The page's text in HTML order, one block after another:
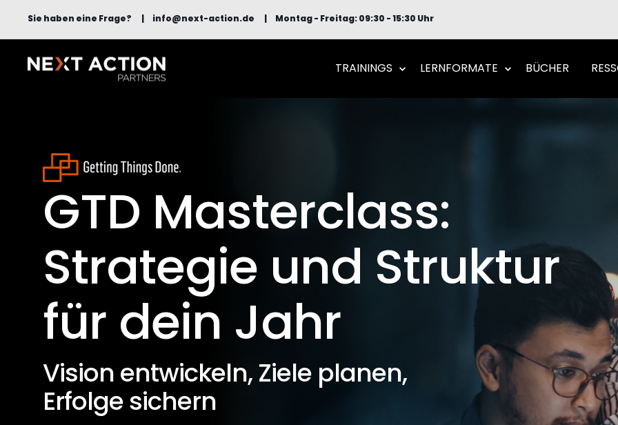
Sie haben eine Frage? info@next-action.de Montag - Freitag: 09:30 - 15:30 Uhr
TRAININGS LERNFORMATE BÜCHER
GTD Masterclass:
Strategie und Struktur
für dein Jahr
Vision entwickeln, Ziele planen,
Erfolge sichern